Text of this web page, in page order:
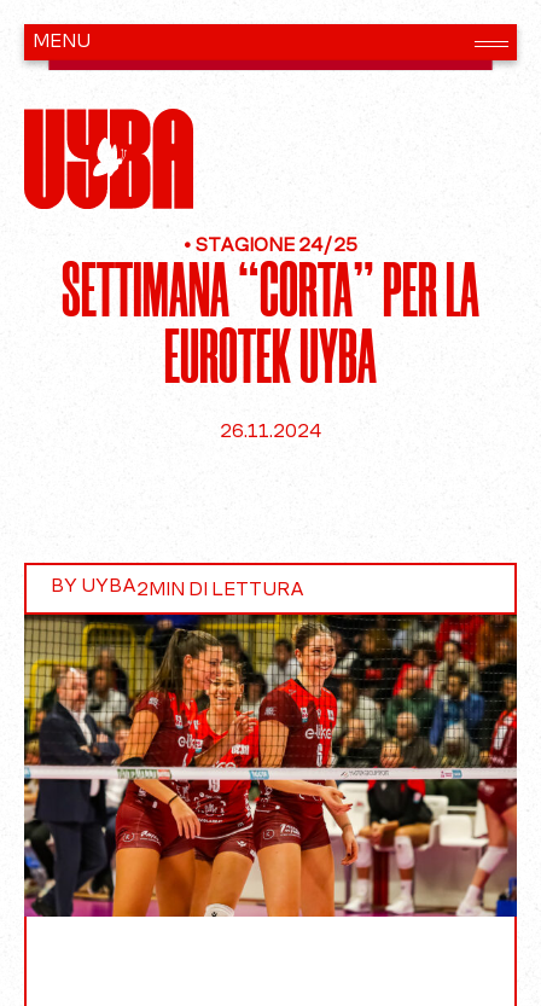
• STAGIONE 24/25
SETTIMANA “CORTA” PER LA
EUROTEK UYBA
26.11.2024
BY UYBA MIN DI LETTURA
2